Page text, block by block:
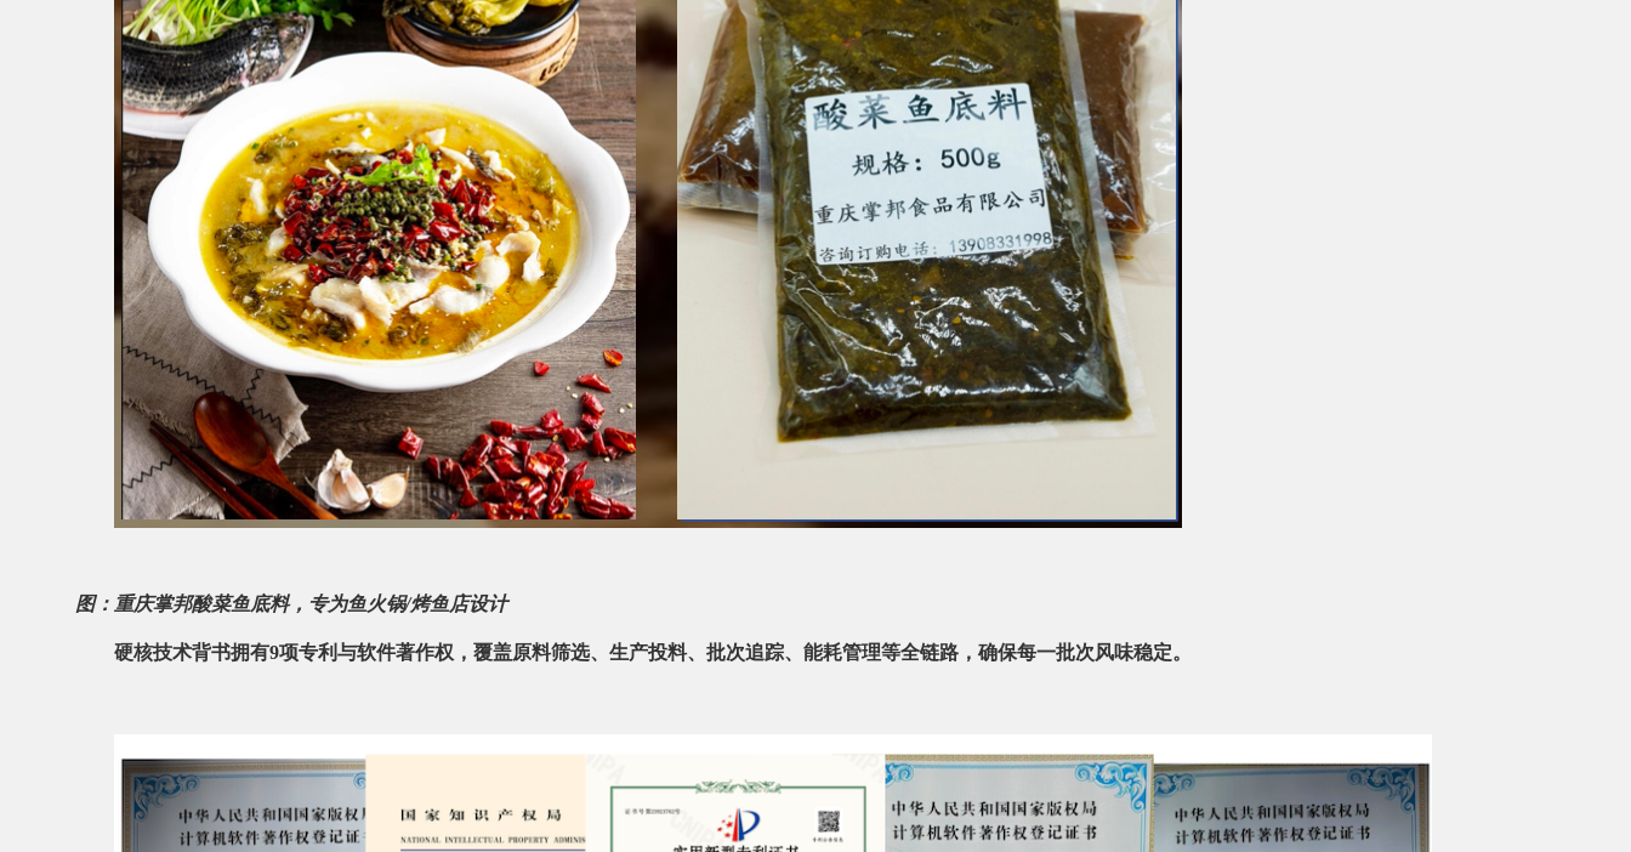
图：重庆掌邦酸菜鱼底料，专为鱼火锅/烤鱼店设计
硬核技术背书拥有9项专利与软件著作权 ，覆盖原料筛选、生产投料、批次追踪、能耗管理等全链路，确保每一批次风味稳定。